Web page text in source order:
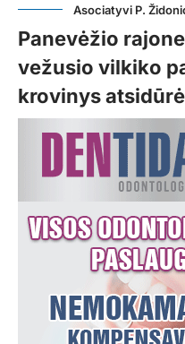
Asociatyvi P.
Panevėžio
vežusio vilkiko
krovinys